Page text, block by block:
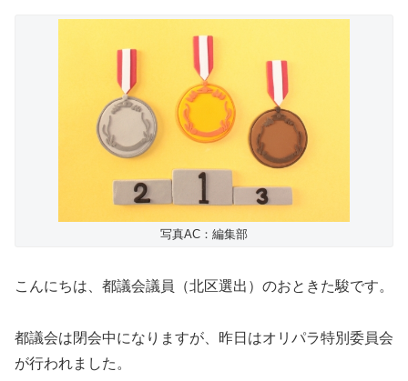
写真AC：編集部
こんにちは、都議会議員（北区選出）のおときた駿です。
都議会は閉会中になりますが、昨日はオリパラ特別委員会
が行われました。